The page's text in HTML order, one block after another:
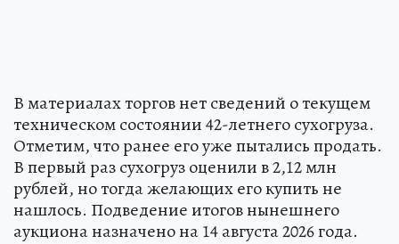
В материалах торгов нет сведений о текущем
техническом состоянии 42-летнего сухогруза.
Отметим, что ранее его уже пытались продать.
В первый раз сухогруз оценили в 2,12 млн
рублей, но тогда желающих его купить не
нашлось. Подведение итогов нынешнего
аукциона назначено на 14 августа 2026 года.